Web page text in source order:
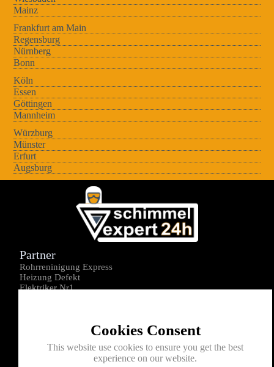
Mainz
Frankfurt am Main
Regensburg
Nürnberg
Bonn
Köln
Essen
Göttingen
Mannheim
Würzburg
Münster
Erfurt
Augsburg
Cookies Consent
This website use cookies to ensure you get the best
experience on our website.
Partner
Rohrreninigung Express
Heizung Defekt
Elektriker Nr1
Kontakt